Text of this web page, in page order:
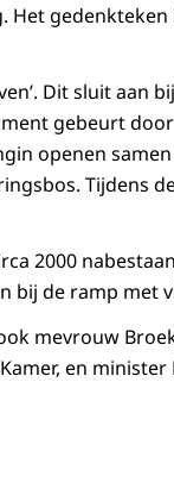
Het
Dit sluit aan
gebeurt
openen
Tijdens
2000
bij de ramp met
mevrouw
en